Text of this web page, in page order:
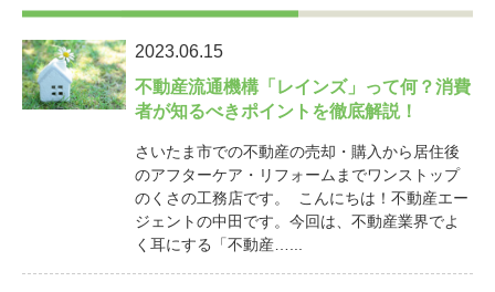
2023.06.15
不動産流通機構「レインズ」って何？消費
者が知るべきポイントを徹底解説！
さいたま市での不動産の売却・購入から居住後
のアフターケア・リフォームまでワンストップ
のくさの工務店です。 こんにちは！不動産エー
ジェントの中田です。今回は、不動産業界でよ
く耳にする「不動産…...